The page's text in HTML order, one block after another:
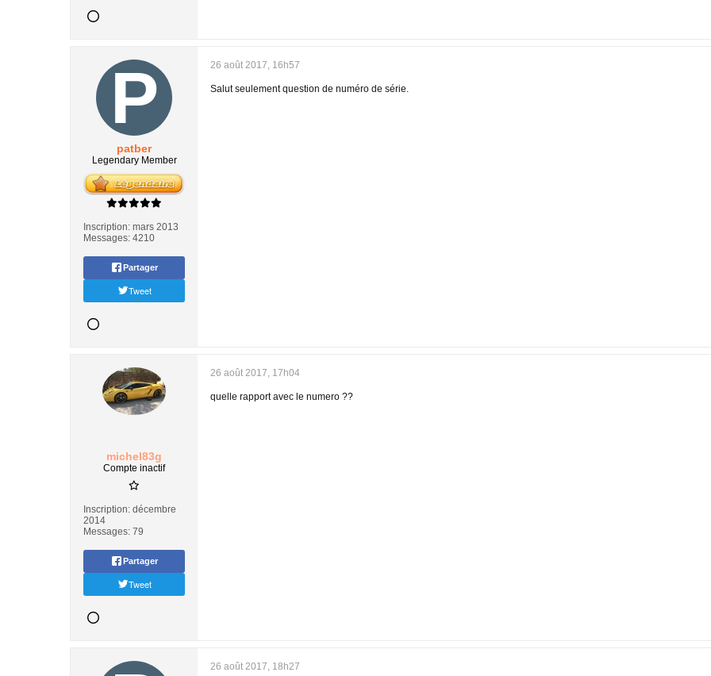
patber
Legendary Member
Inscription: mars 2013
Messages: 4210
Partager
Tweet
26 août 2017, 16h57
Salut seulement question de numéro de série.
michel83g
Compte inactif
Inscription: décembre
2014
Messages: 79
Partager
Tweet
26 août 2017, 17h04
quelle rapport avec le numero ??
26 août 2017, 18h27